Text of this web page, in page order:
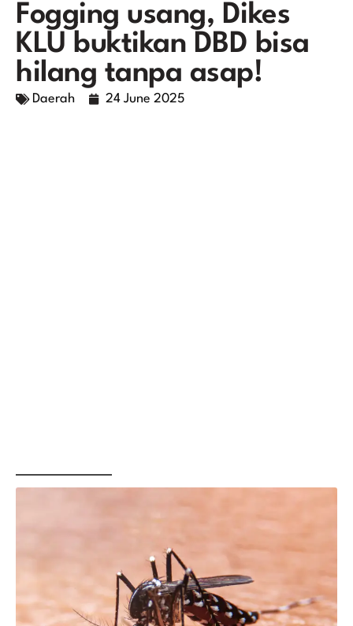
Fogging usang, Dikes
KLU buktikan DBD bisa
hilang tanpa asap!
Daerah 24 June 2025